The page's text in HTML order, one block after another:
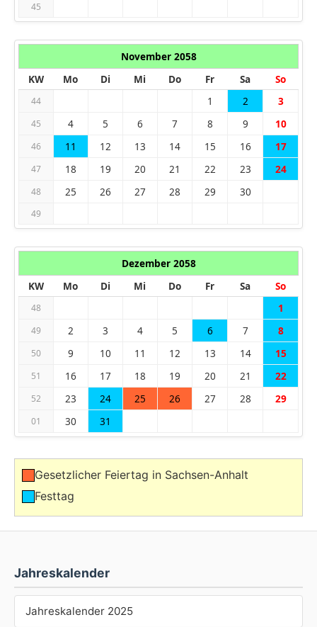
Jahreskalender
Jahreskalender 2025
45
November 2058
KW
Mo Di Mi Do Fr Sa So
44 1 2 3
45 4 5 6 7 8 9 10
46 11 12 13 14 15 16 17
47 18 19 20 21 22 23 24
48 25 26 27 28 29 30
49
Dezember 2058
KW
Mo Di Mi Do Fr Sa So
48 1
49 2 3 4 5 6 7 8
50 9 10 11 12 13 14 15
51 16 17 18 19 20 21 22
52 23 24 25 26 27 28 29
01 30 31
Gesetzlicher Feiertag in Sachsen-Anhalt
Festtag